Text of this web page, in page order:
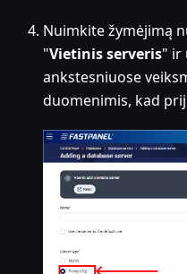
Nuimkite žymėjimą
"Vietinis serveris" ir
ankstesniuose
duomenimis, kad